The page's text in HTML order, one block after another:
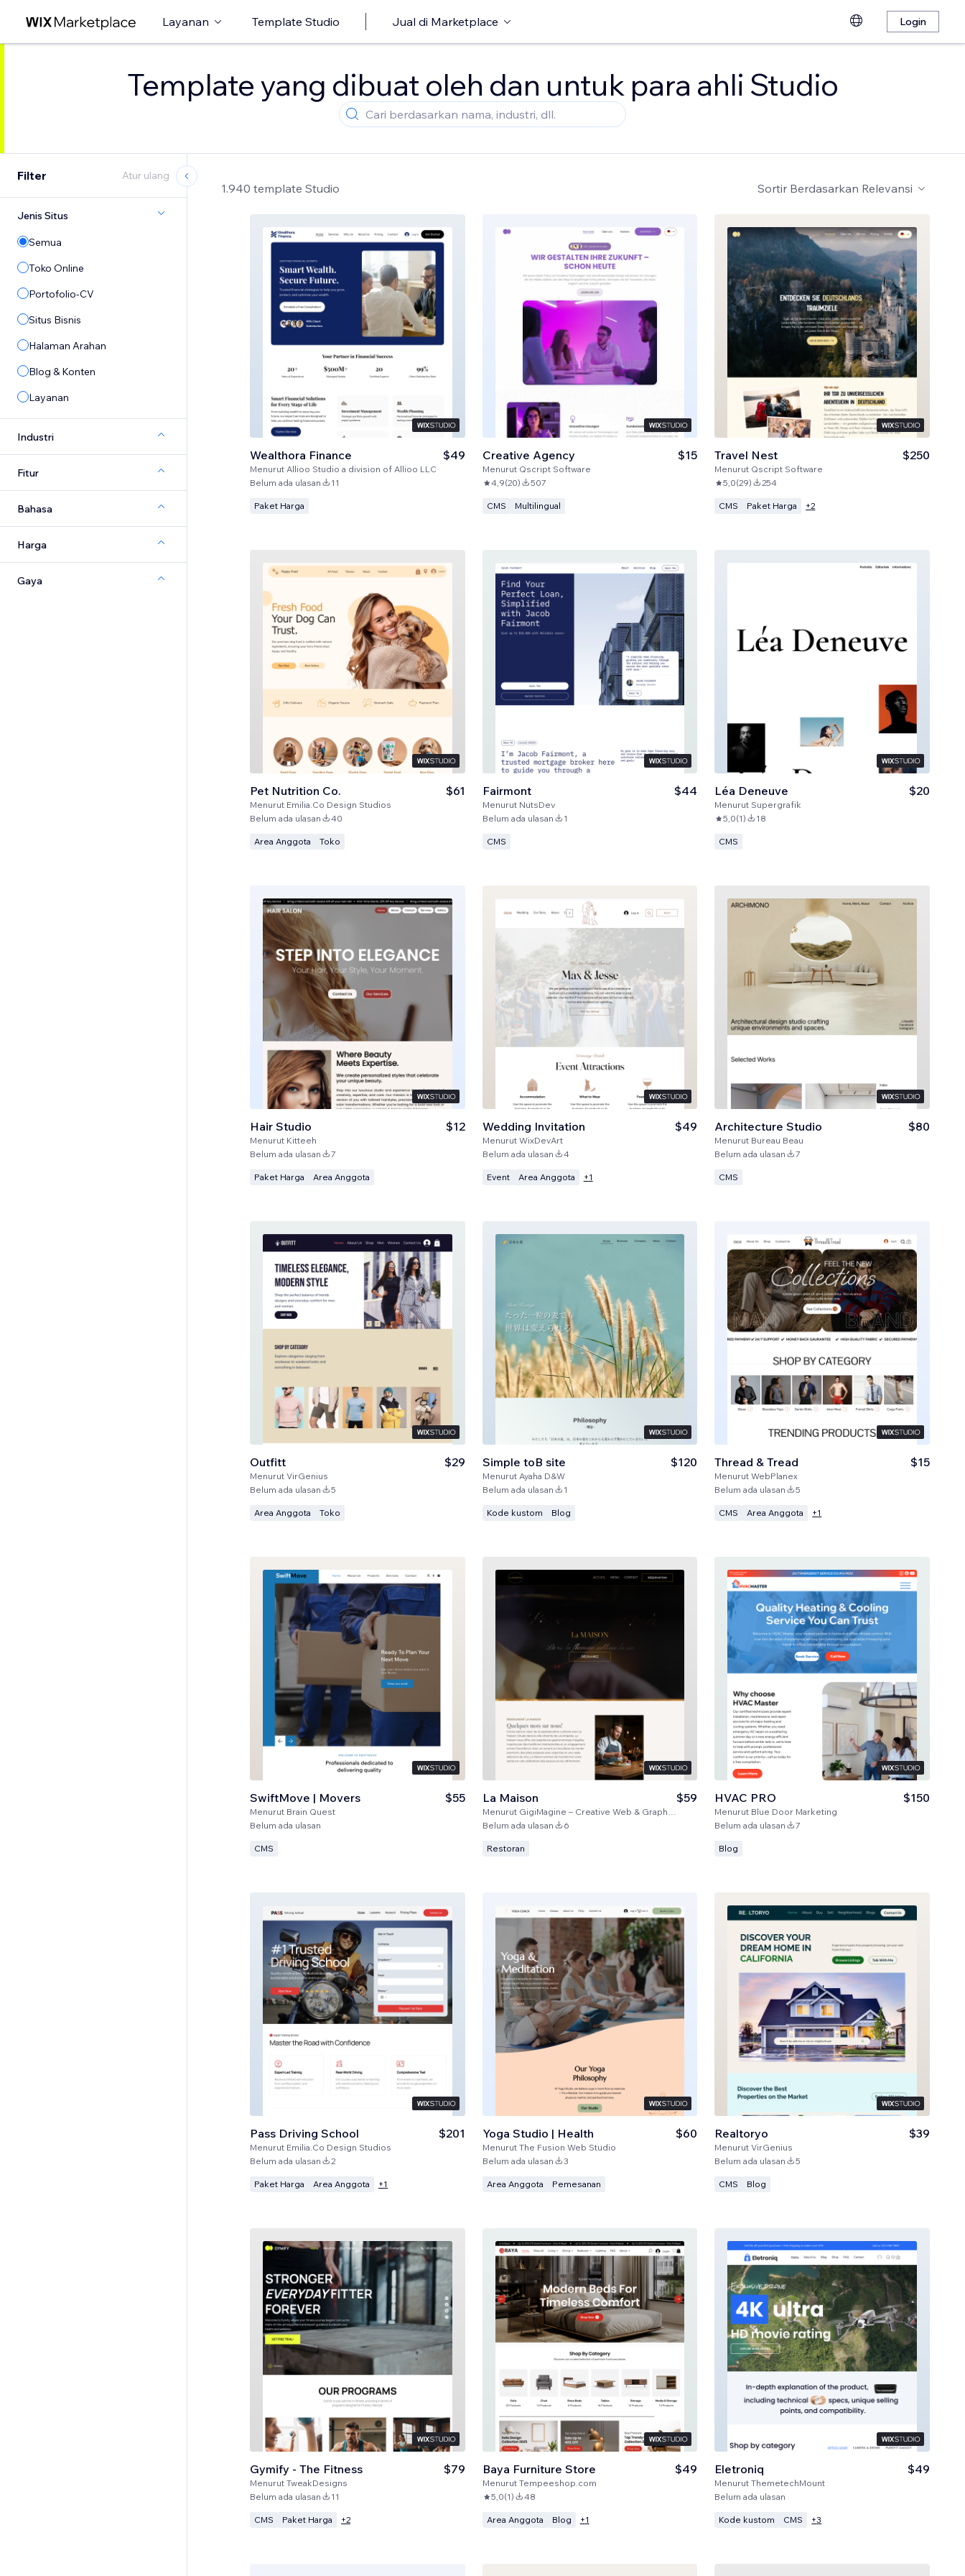
Layanan Template Studio Jual di Marketplace Login
Template yang dibuat oleh dan untuk para ahli Studio
Filter Atur ulang
Jenis Situs
Semua
Toko Online
Portofolio-CV
Situs Bisnis
Halaman Arahan
Blog & Konten
Layanan
Industri
Fitur
Bahasa
Harga
Gaya
1.940 template Studio Sortir Berdasarkan Relevansi
Wealthora Finance
Menurut Allioo Studio a division of Allioo LLC
$49
Belum ada ulasan 11
Paket Harga
Creative Agency
Menurut Qscript Software
$15
4,9(20) 507
CMS Multilingual
Travel Nest
Menurut Qscript Software
$250
5,0(29) 254
CMS Paket Harga +2
Pet Nutrition Co.
Menurut Emilia.Co Design Studios
$61
Belum ada ulasan 40
Area Anggota Toko
Fairmont
Menurut NutsDev
$44
Belum ada ulasan 1
CMS
Léa Deneuve
Menurut Supergrafik
$20
5,0(1) 18
CMS
Hair Studio
Menurut Kitteeh
$12
Belum ada ulasan 7
Paket Harga Area Anggota
Wedding Invitation
Menurut WixDevArt
$49
Belum ada ulasan 4
Event Area Anggota +1
Architecture Studio
Menurut Bureau Beau
$80
Belum ada ulasan 7
CMS
Outfitt
Menurut VirGenius
$29
Belum ada ulasan 5
Area Anggota Toko
Simple toB site
Menurut Ayaha D&W
$120
Belum ada ulasan 1
Kode kustom Blog
Thread & Tread
Menurut WebPlanex
$15
Belum ada ulasan 5
CMS Area Anggota +1
SwiftMove | Movers
Menurut Brain Quest
$55
Belum ada ulasan
CMS
La Maison
Menurut GigiMagine – Creative Web & Graphic Design Studio
$59
Belum ada ulasan 6
Restoran
HVAC PRO
Menurut Blue Door Marketing
$150
Belum ada ulasan 7
Blog
Pass Driving School
Menurut Emilia.Co Design Studios
$201
Belum ada ulasan 2
Paket Harga Area Anggota +1
Yoga Studio | Health
Menurut The Fusion Web Studio
$60
Belum ada ulasan 3
Area Anggota Pemesanan
Realtoryo
Menurut VirGenius
$39
Belum ada ulasan 5
CMS Blog
Gymify - The Fitness
Menurut TweakDesigns
$79
Belum ada ulasan 11
CMS Paket Harga +2
Baya Furniture Store
Menurut Tempeeshop.com
$49
5,0(1) 48
Area Anggota Blog +1
Eletroniq
Menurut ThemetechMount
$49
Belum ada ulasan
Kode kustom CMS +3